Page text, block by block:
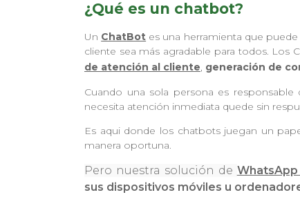
¿Qué es un chatbot?
Un ChatBot es una herramienta que puede
cliente sea más agradable para todos. Los
de atención al cliente, generación de
Cuando una sola persona es
necesita atención inmediata quede sin
Es aqui donde los chatbots juegan un
manera oportuna.
Pero nuestra solución de
sus dispositivos móviles u